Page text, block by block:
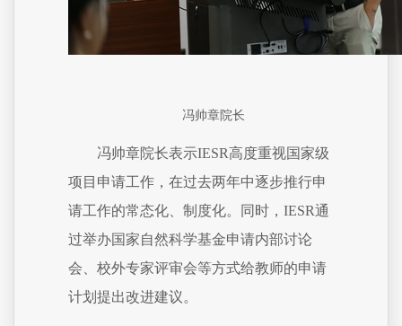
冯帅章院长
冯帅章院长表示IESR高度重视国家级
项目申请工作，在过去两年中逐步推行申
请工作的常态化、制度化。同时，IESR通
过举办国家自然科学基金申请内部讨论
会、校外专家评审会等方式给教师的申请
计划提出改进建议。